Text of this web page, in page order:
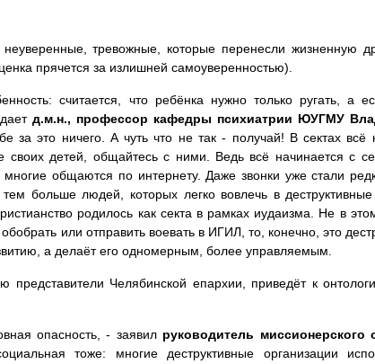
тревожные, которые перенесли жизненную
прячется за излишней самоуверенностью).
считается, что ребёнка нужно только ругать, а
д.м.н., профессор кафедры психиатрии ЮУГМУ
за это ничего. А чуть что не так - получай! В сектах всё
детей, общайтесь с ними. Ведь всё начинается с
общаются по интернету. Даже звонки уже стали
больше людей, которых легко вовлечь в деструктивные
родилось как секта в рамках иудаизма. Не в
или отправить воевать в ИГИЛ, то, конечно, это
а делаёт его одномерным, более управляемым.
представители Челябинской епархии, приведёт к
опасность, - заявил руководитель миссионерского
тоже: многие деструктивные организации